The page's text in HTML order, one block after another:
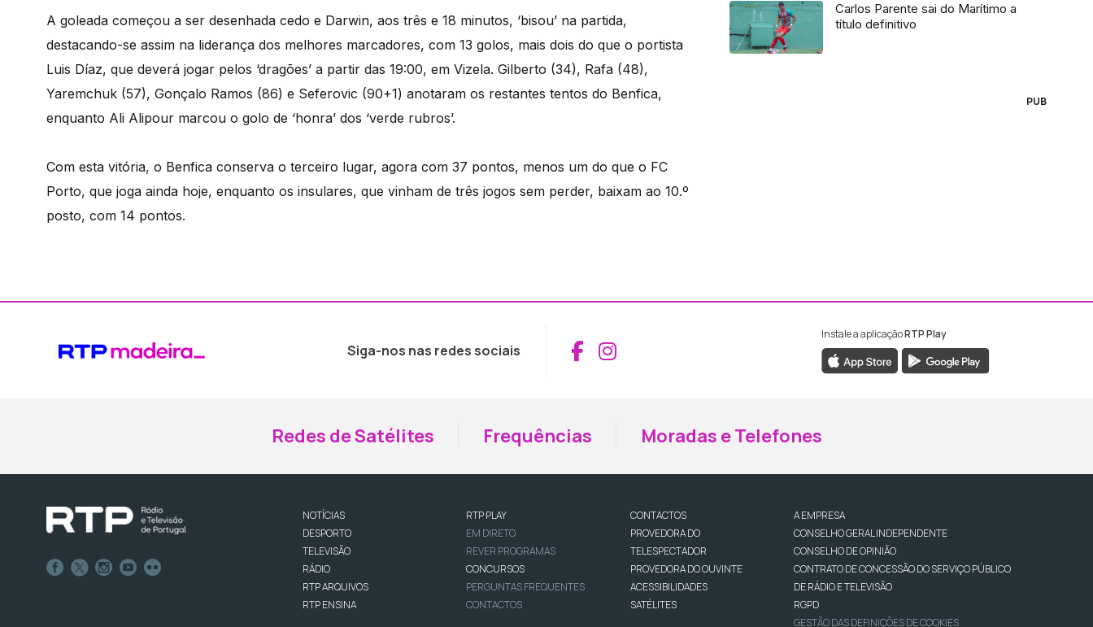
A goleada começou a ser desenhada cedo e Darwin, aos três e 18 minutos, ‘bisou’ na partida,
destacando-se assim na liderança dos melhores marcadores, com 13 golos, mais dois do que o portista
Luis Díaz, que deverá jogar pelos ‘dragões’ a partir das 19:00, em Vizela. Gilberto (34), Rafa (48),
Yaremchuk (57), Gonçalo Ramos (86) e Seferovic (90+1) anotaram os restantes tentos do Benfica,
enquanto Ali Alipour marcou o golo de ‘honra’ dos ‘verde rubros’.
Com esta vitória, o Benfica conserva o terceiro lugar, agora com 37 pontos, menos um do que o FC
Porto, que joga ainda hoje, enquanto os insulares, que vinham de três jogos sem perder, baixam ao 10.º
posto, com 14 pontos.
Carlos Parente sai do Marítimo a
título definitivo
PUB
Siga-nos nas redes sociais Aceder ao Facebook da RTP Madeira
Aceder ao Instagram da RTP Madeira
Instale a aplicaçãoRTP Play
Redes de Satélites Frequências Moradas e Telefones
NOTÍCIAS
DESPORTO
TELEVISÃO
RÁDIO
RTP ARQUIVOS
RTP ENSINA
RTP PLAY
EM DIRETO
REVER PROGRAMAS
CONCURSOS
PERGUNTAS FREQUENTES
CONTACTOS
CONTACTOS
PROVEDORA DO
TELESPECTADOR
PROVEDORA DO OUVINTE
ACESSIBILIDADES
SATÉLITES
A EMPRESA
CONSELHO GERAL INDEPENDENTE
CONSELHO DE OPINIÃO
CONTRATO DE CONCESSÃO DO SERVIÇO PÚBLICO
DE RÁDIO E TELEVISÃO
RGPD
GESTÃO DAS DEFINIÇÕES DE COOKIES